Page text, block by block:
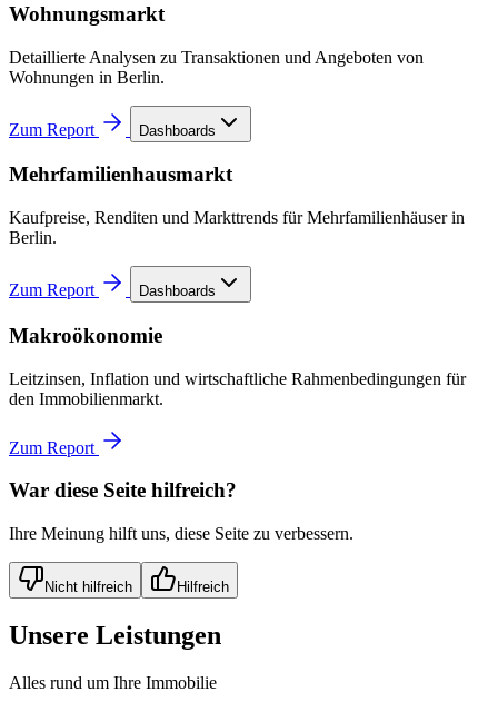
Wohnungsmarkt
Detaillierte Analysen zu Transaktionen und Angeboten von
Wohnungen in Berlin.
Zum Report Dashboards
Mehrfamilienhausmarkt
Kaufpreise, Renditen und Markttrends für Mehrfamilienhäuser in
Berlin.
Zum Report Dashboards
Makroökonomie
Leitzinsen, Inflation und wirtschaftliche Rahmenbedingungen für
den Immobilienmarkt.
Zum Report
War diese Seite hilfreich?
Ihre Meinung hilft uns, diese Seite zu verbessern.
Nicht hilfreich Hilfreich
Unsere Leistungen
Alles rund um Ihre Immobilie